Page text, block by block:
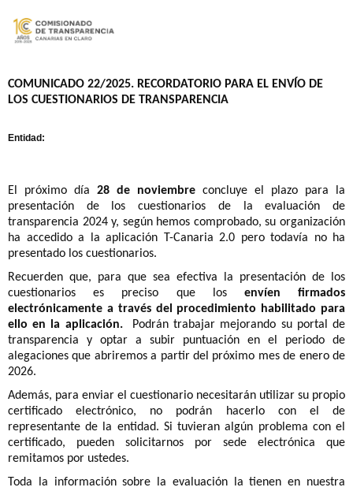
COMUNICADO 22/2025. RECORDATORIO PARA EL ENVÍO DE
LOS CUESTIONARIOS DE TRANSPARENCIA
Entidad:
El próximo día 28 de noviembre concluye el plazo para la
presentación de los cuestionarios de la evaluación de
transparencia 2024 y, según hemos comprobado, su organización
ha accedido a la aplicación T-Canaria 2.0 pero todavía no ha
presentado los cuestionarios.
Recuerden que, para que sea efectiva la presentación de los
cuestionarios es preciso que los envíen firmados
electrónicamente a través del procedimiento habilitado para
ello en la aplicación.Podrán trabajar mejorando su portal de
transparencia y optar a subir puntuación en el periodo de
alegaciones que abriremos a partir del próximo mes de enero de
2026.
Además, para enviar el cuestionario necesitarán utilizar su propio
certificado electrónico, no podrán hacerlo con el de
representante de la entidad. Si tuvieran algún problema con el
certificado, pueden solicitarnos por sede electrónica que
remitamos por ustedes.
Toda la información sobre la evaluación la tienen en nuestra